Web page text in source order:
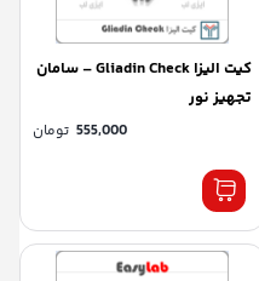
کیت الیزا Gliadin Check – سامان
تجهیز نور
555,000 تومان